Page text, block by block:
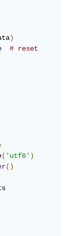
)
# reset
( 'utf8' )
()